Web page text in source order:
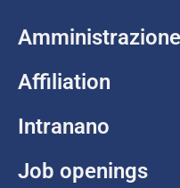
Affiliation
Intranano
Job openings